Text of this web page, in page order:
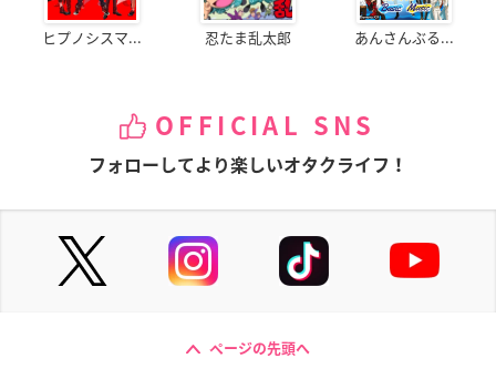
ヒプノシスマ... 忍たま乱太郎 あんさんぶる...
OFFICIAL SNS
フォローしてより楽しいオタクライフ！
ページの先頭へ